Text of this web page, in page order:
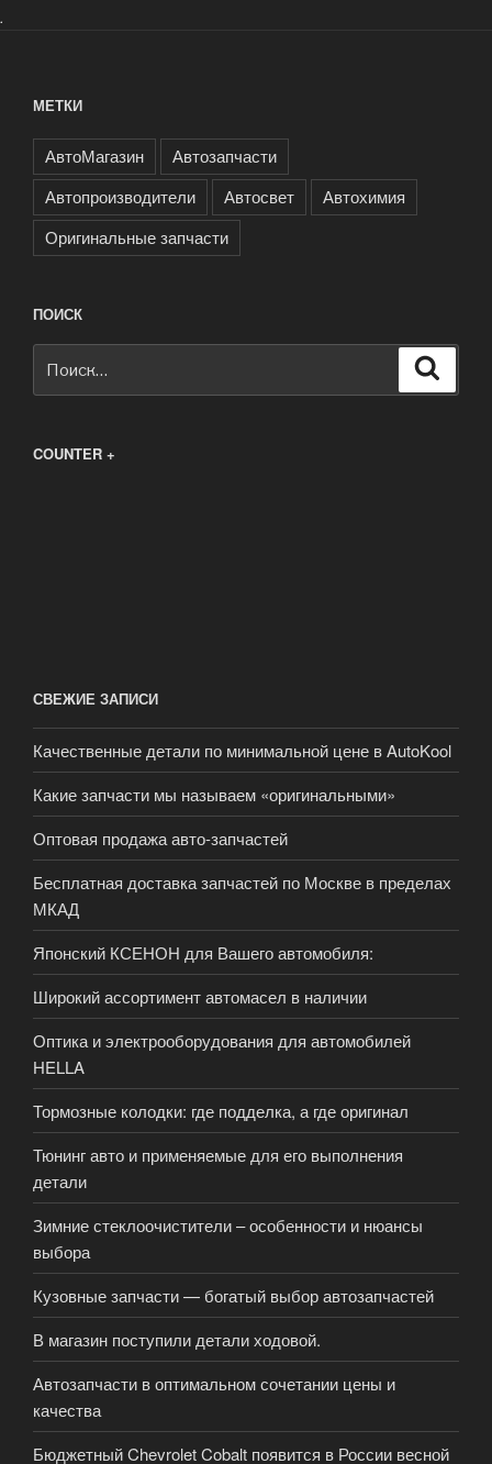
.
МЕТКИ
АвтоМагазин
Автозапчасти
Автопроизводители
Автосвет
Автохимия
Оригинальные запчасти
ПОИСК
COUNTER +
СВЕЖИЕ ЗАПИСИ
Качественные детали по минимальной цене в AutoKool
Какие запчасти мы называем «оригинальными»
Оптовая продажа авто-запчастей
Бесплатная доставка запчастей по Москве в пределах
МКАД
Японский КСЕНОН для Вашего автомобиля:
Широкий ассортимент автомасел в наличии
Оптика и электрооборудования для автомобилей
HELLA
Тормозные колодки: где подделка, а где оригинал
Тюнинг авто и применяемые для его выполнения
детали
Зимние стеклоочистители – особенности и нюансы
выбора
Кузовные запчасти — богатый выбор автозапчастей
В магазин поступили детали ходовой.
Автозапчасти в оптимальном сочетании цены и
качества
Бюджетный Chevrolet Cobalt появится в России весной